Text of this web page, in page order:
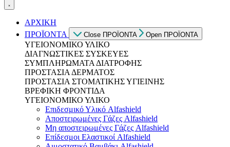
ΑΡΧΙΚΗ
ΠΡΟΪΟΝΤΑ
Close ΠΡΟΪΟΝΤΑ Open ΠΡΟΪΟΝΤΑ
ΥΓΕΙΟΝΟΜΙΚΟ ΥΛΙΚΟ
ΔΙΑΓΝΩΣΤΙΚΕΣ ΣΥΣΚΕΥΕΣ
ΣΥΜΠΛΗΡΩΜΑΤΑ ΔΙΑΤΡΟΦΗΣ
ΠΡΟΣΤΑΣΙΑ ΔΕΡΜΑΤΟΣ
ΠΡΟΣΤΑΣΙΑ ΣΤΟΜΑΤΙΚΗΣ ΥΓΙΕΙΝΗΣ
ΒΡΕΦΙΚΗ ΦΡΟΝΤΙΔΑ
ΥΓΕΙΟΝΟΜΙΚΟ ΥΛΙΚΟ
Επιδεσμικό Υλικό Alfashield
Αποστειρωμένες Γάζες Alfashield
Μη αποστειρωμένες Γάζες Alfashield
Επίδεσμοι Ελαστικοί Alfashield